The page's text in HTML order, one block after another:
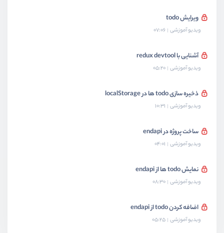
ویرایش todo
ویدیو آموزشی 07:06
آشنایی با redux devtool
ویدیو آموزشی 05:20
ذخیره سازی todo ها در localStorage
ویدیو آموزشی 10:31
ساخت پروژه در endapi
ویدیو آموزشی 04:01
نمایش todo ها از endapi
ویدیو آموزشی 08:30
اضافه کردن todo از endapi
ویدیو آموزشی 05:25